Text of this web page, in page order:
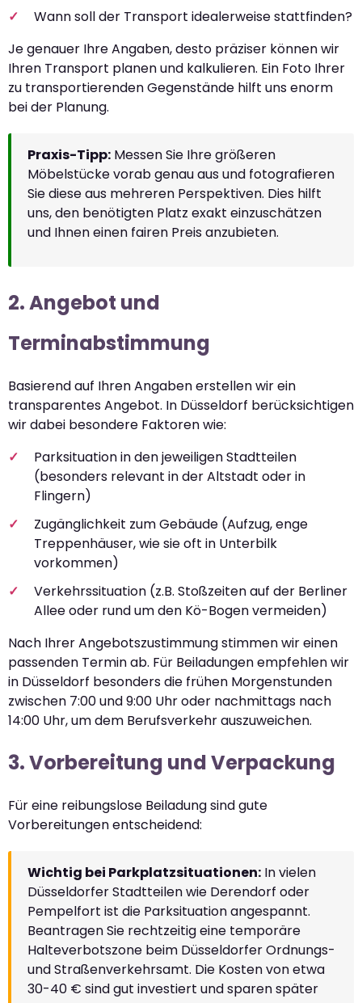
Wann soll der Transport idealerweise stattfinden?
Je genauer Ihre Angaben, desto präziser können wir
Ihren Transport planen und kalkulieren. Ein Foto Ihrer
zu transportierenden Gegenstände hilft uns enorm
bei der Planung.
Praxis-Tipp: Messen Sie Ihre größeren
Möbelstücke vorab genau aus und fotografieren
Sie diese aus mehreren Perspektiven. Dies hilft
uns, den benötigten Platz exakt einzuschätzen
und Ihnen einen fairen Preis anzubieten.
2. Angebot und
Terminabstimmung
Basierend auf Ihren Angaben erstellen wir ein
transparentes Angebot. In Düsseldorf berücksichtigen
wir dabei besondere Faktoren wie:
Parksituation in den jeweiligen Stadtteilen
(besonders relevant in der Altstadt oder in
Flingern)
Zugänglichkeit zum Gebäude (Aufzug, enge
Treppenhäuser, wie sie oft in Unterbilk
vorkommen)
Verkehrssituation (z.B. Stoßzeiten auf der Berliner
Allee oder rund um den Kö-Bogen vermeiden)
Nach Ihrer Angebotszustimmung stimmen wir einen
passenden Termin ab. Für Beiladungen empfehlen wir
in Düsseldorf besonders die frühen Morgenstunden
zwischen 7:00 und 9:00 Uhr oder nachmittags nach
14:00 Uhr, um dem Berufsverkehr auszuweichen.
3. Vorbereitung und Verpackung
Für eine reibungslose Beiladung sind gute
Vorbereitungen entscheidend:
Wichtig bei Parkplatzsituationen: In vielen
Düsseldorfer Stadtteilen wie Derendorf oder
Pempelfort ist die Parksituation angespannt.
Beantragen Sie rechtzeitig eine temporäre
Halteverbotszone beim Düsseldorfer Ordnungs-
und Straßenverkehrsamt. Die Kosten von etwa
30-40 € sind gut investiert und sparen später